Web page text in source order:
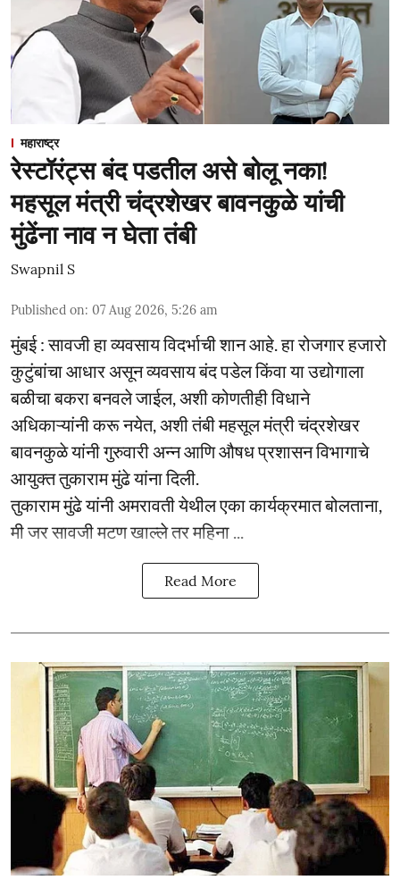
महाराष्ट्र
रेस्टॉरंट्स बंद पडतील असे बोलू नका!
महसूल मंत्री चंद्रशेखर बावनकुळे यांची
मुंढेंना नाव न घेता तंबी
Swapnil S
Published on: 07 Aug 2026, 5:26 am
मुंबई : सावजी हा व्यवसाय विदर्भाची शान आहे. हा रोजगार हजारो
कुटुंबांचा आधार असून व्यवसाय बंद पडेल किंवा या उद्योगाला
बळीचा बकरा बनवले जाईल, अशी कोणतीही विधाने
अधिकाऱ्यांनी करू नयेत, अशी तंबी महसूल मंत्री चंद्रशेखर
बावनकुळे यांनी गुरुवारी अन्न आणि औषध प्रशासन विभागाचे
आयुक्त तुकाराम मुंढे यांना दिली.
तुकाराम मुंढे यांनी अमरावती येथील एका कार्यक्रमात बोलताना,
मी जर सावजी मटण खाल्ले तर महिना ...
Read More